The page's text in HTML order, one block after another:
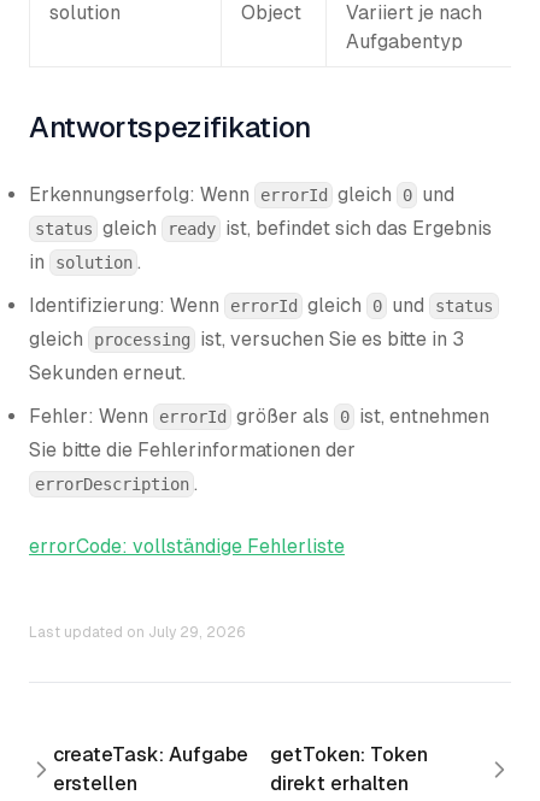
solution Object
Variiert je nach
Aufgabentyp
Antwortspezifikation
Erkennungserfolg: Wenn errorId gleich 0 und
status gleich ready ist, befindet sich das Ergebnis
in
solution .
Identifizierung: Wenn
errorId gleich 0 und status
gleich processing
ist, versuchen Sie es bitte in 3
Sekunden erneut.
Fehler: Wenn
errorId größer als 0 ist, entnehmen
Sie bitte die Fehlerinformationen der
errorDescription .
errorCode: vollständige Fehlerliste
Last updated on July 29, 2026
createTask: Aufgabe
erstellen
getToken: Token
direkt erhalten